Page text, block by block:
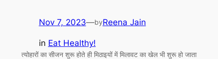
Nov 7, 2023—byReena Jain
in Eat Healthy!
त्योहारों का सीजन शुरू होते ही मिठाइयों में मिलावट का खेल भी शुरू हो जाता